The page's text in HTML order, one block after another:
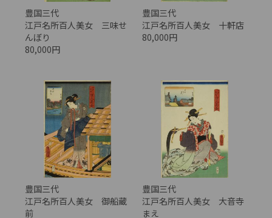
豊国三代
江戸名所百人美女 三味せ
んぼり
80,000円
豊国三代
江戸名所百人美女 十軒店
80,000円
豊国三代
江戸名所百人美女 御船蔵
前
豊国三代
江戸名所百人美女 大音寺
まえ